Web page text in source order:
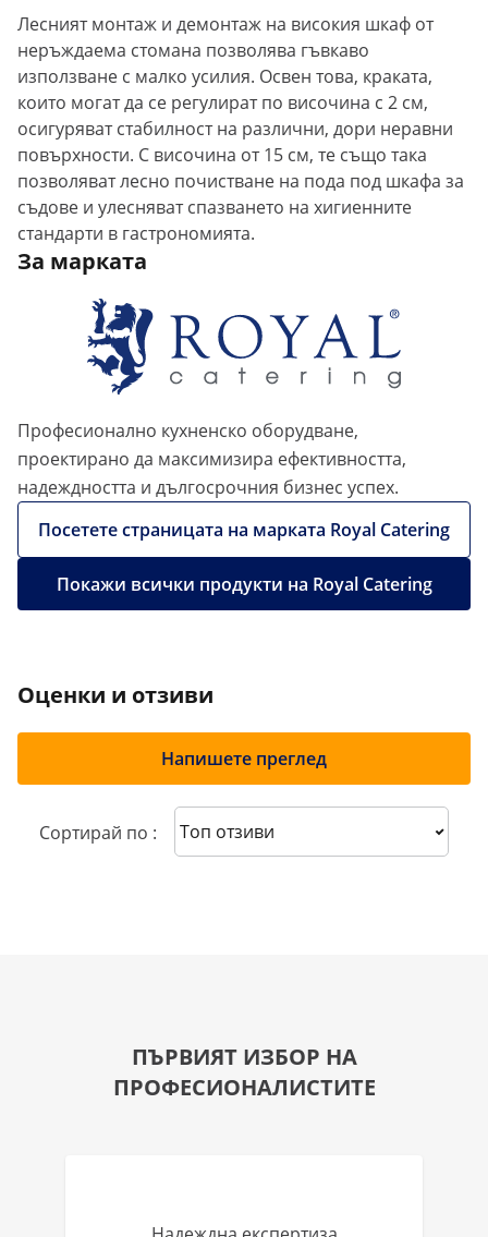
Лесният монтаж и демонтаж на високия шкаф от
неръждаема стомана позволява гъвкаво
използване с малко усилия. Освен това, краката,
които могат да се регулират по височина с 2 см,
осигуряват стабилност на различни, дори неравни
повърхности. С височина от 15 см, те също така
позволяват лесно почистване на пода под шкафа за
съдове и улесняват спазването на хигиенните
стандарти в гастрономията.
За марката
Професионално кухненско оборудване,
проектирано да максимизира ефективността,
надеждността и дългосрочния бизнес успех.
Посетете страницата на марката Royal Catering
Покажи всички продукти на Royal Catering
Оценки и отзиви
Напишете преглед
Сортирай по : Sort reviews
ПЪРВИЯТ ИЗБОР НА
ПРОФЕСИОНАЛИСТИТЕ